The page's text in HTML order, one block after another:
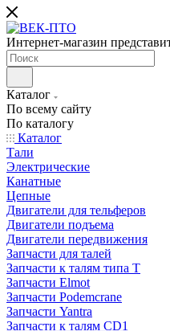
Интернет-магазин
Каталог
По всему сайту
По каталогу
Каталог
Тали
Электрические
Канатные
Цепные
Двигатели для тельферов
Двигатели подъема
Двигатели передвижения
Запчасти для талей
Запчасти к талям типа Т
Запчасти Elmot
Запчасти Podemcrane
Запчасти Yantra
Запчасти к талям CD1